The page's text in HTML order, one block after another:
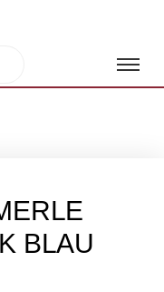
BLAU